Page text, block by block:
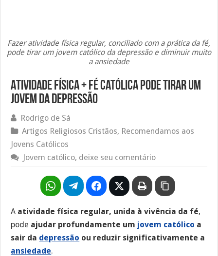
Fazer atividade física regular, conciliado com a prática da fé,
pode tirar um jovem católico da depressão e diminuir muito
a ansiedade
Atividade física + fé católica pode tirar um
jovem da depressão
Rodrigo de Sá
Artigos Religiosos Cristãos, Recomendamos aos
Jovens Católicos
Jovem católico, deixe seu comentário
A atividade física regular, unida à vivência da fé,
pode ajudar profundamente um jovem católico a
sair da depressão ou reduzir significativamente a
ansiedade.